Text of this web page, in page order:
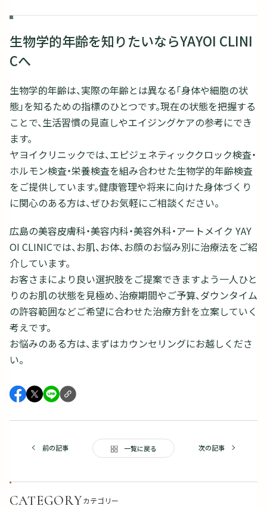
生物学的年齢を知りたいならYAYOI CLINI
Cへ
生物学的年齢は、実際の年齢とは異なる「身体や細胞の状
態」を知るための指標のひとつです。現在の状態を把握する
ことで、生活習慣の見直しやエイジングケアの参考にでき
ます。
ヤヨイクリニックでは、エピジェネティッククロック検査・
ホルモン検査・栄養検査を組み合わせた生物学的年齢検査
をご提供しています。健康管理や将来に向けた身体づくり
に関心のある方は、ぜひお気軽にご相談ください。
広島の美容皮膚科・美容内科・美容外科・アートメイク YAY
OI CLINICでは、お肌、お体、お顔のお悩み別に治療法をご紹
介しています。
お客さまにより良い選択肢をご提案できますよう一人ひと
りのお肌の状態を見極め、治療期間やご予算、ダウンタイム
の許容範囲などご希望に合わせた治療方針を立案していく
考えです。
お悩みのある方は、まずはカウンセリングにお越しくださ
い。
前の記事 一覧に戻る 次の記事
CATEGORYカテゴリー